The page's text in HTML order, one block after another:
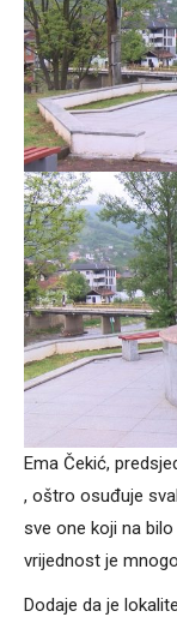
Ema Čekić,
, oštro osuđuje
sve one koji na
vrijednost je
Dodaje da je